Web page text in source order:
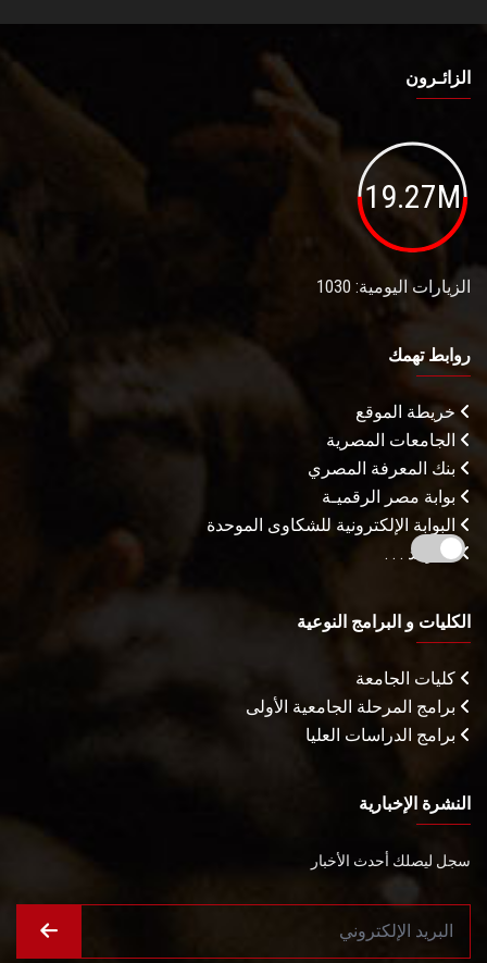
الزائـرون
19.27M
الزيارات اليومية: 1030
روابط تهمك
خريطة الموقع
الجامعات المصرية
بنك المعرفة المصري
بوابة مصر الرقميـة
البوابة الإلكترونية للشكاوى الموحدة
المزيـد . . .
الكليات و البرامج النوعية
كليات الجامعة
برامج المرحلة الجامعية الأولى
برامج الدراسات العليا
النشرة الإخبارية
سجل ليصلك أحدث الأخبار